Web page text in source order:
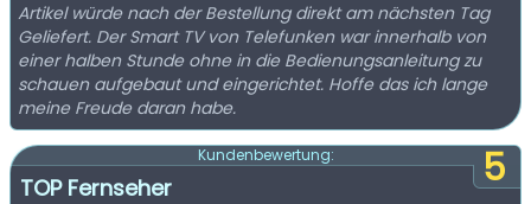
Artikel würde nach der Bestellung direkt am nächsten Tag
Geliefert. Der Smart TV von Telefunken war innerhalb von
einer halben Stunde ohne in die Bedienungsanleitung zu
schauen aufgebaut und eingerichtet. Hoffe das ich lange
meine Freude daran habe.
5
Kundenbewertung:
TOP Fernseher